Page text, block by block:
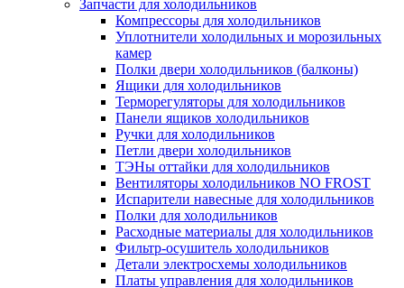
Запчасти для холодильников
Компрессоры для холодильников
Уплотнители холодильных и морозильных
камер
Полки двери холодильников (балконы)
Ящики для холодильников
Терморегуляторы для холодильников
Панели ящиков холодильников
Ручки для холодильников
Петли двери холодильников
ТЭНы оттайки для холодильников
Вентиляторы холодильников NO FROST
Испарители навесные для холодильников
Полки для холодильников
Расходные материалы для холодильников
Фильтр-осушитель холодильников
Детали электросхемы холодильников
Платы управления для холодильников